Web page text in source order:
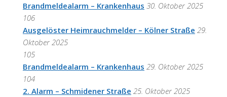
Brandmeldealarm – Krankenhaus 30. Oktober 2025
106
Ausgelöster Heimrauchmelder – Kölner Straße 29.
Oktober 2025
105
Brandmeldealarm – Krankenhaus 29. Oktober 2025
104
2. Alarm – Schmidener Straße 25. Oktober 2025